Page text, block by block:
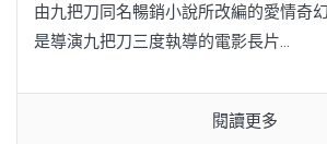
由九把刀同名暢銷小說所改編的愛情奇
是導演九把刀三度執導的電影長片...
閱讀更多